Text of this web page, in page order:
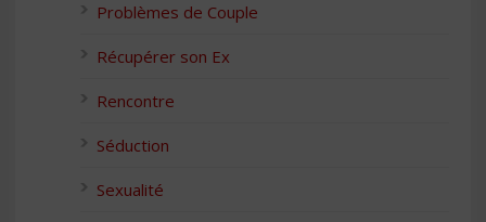
Problèmes de Couple
Récupérer son Ex
Rencontre
Séduction
Sexualité